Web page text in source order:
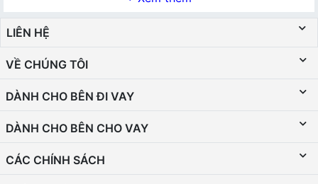
LIÊN HỆ
VỀ CHÚNG TÔI
DÀNH CHO BÊN ĐI VAY
DÀNH CHO BÊN CHO VAY
CÁC CHÍNH SÁCH